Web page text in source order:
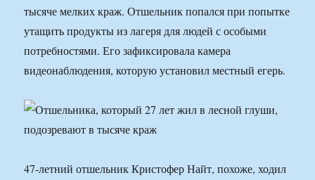
тысяче мелких краж. Отшельник попался при попытке
утащить продукты из лагеря для людей с особыми
потребностями. Его зафиксировала камера
видеонаблюдения, которую установил местный егерь.
47-летний отшельник Кристофер Найт, похоже, ходил